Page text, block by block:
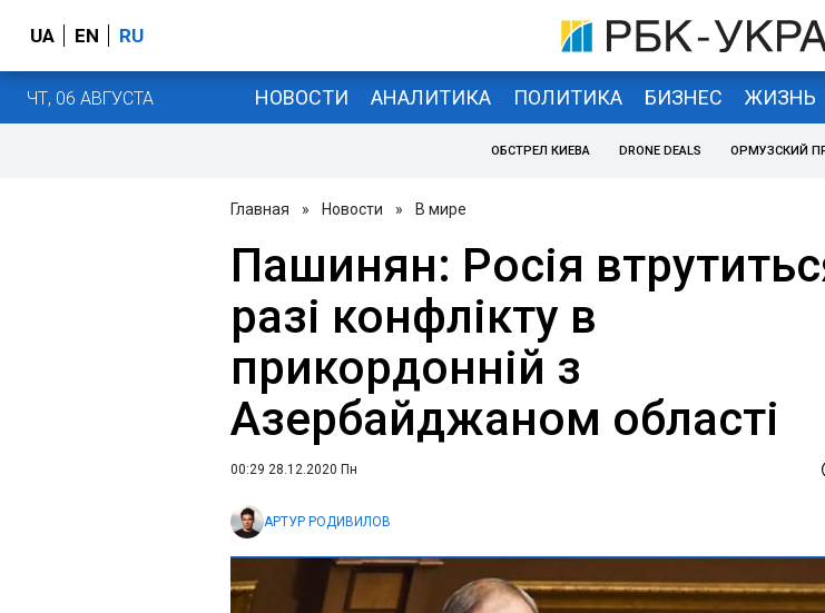
UA EN RU
ЧТ, 06 АВГУСТА НОВОСТИ АНАЛИТИКА ПОЛИТИКА БИЗНЕС ЖИЗНЬ
ОБСТРЕЛ КИЕВА DRONE DEALS ОРМУЗСКИЙ
Главная » Новости » В мире
Пашинян: Росія
разі конфлікту в
прикордонній з
Азербайджаном області
00:29 28.12.2020 Пн
АРТУР РОДИВИЛОВ